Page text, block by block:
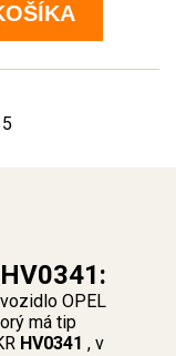
OPEL
má tip
HV0341 , v